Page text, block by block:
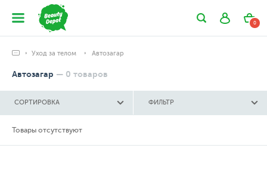
0
Уход за телом Автозагар
Автозагар — 0 товаров
СОРТИРОВКА ФИЛЬТР
Товары отсутствуют